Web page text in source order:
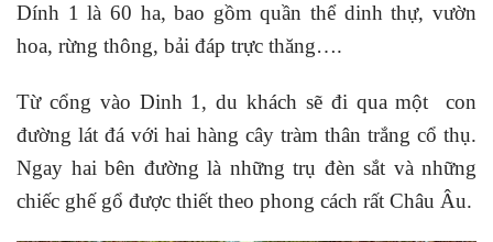
Dính 1 là 60 ha, bao gồm quần thể dinh thự, vườn
hoa, rừng thông, bải đáp trực thăng….
Từ cổng vào Dinh 1, du khách sẽ đi qua một con
đường lát đá với hai hàng cây tràm thân trắng cổ thụ.
Ngay hai bên đường là những trụ đèn sắt và những
chiếc ghế gổ được thiết theo phong cách rất Châu Âu.